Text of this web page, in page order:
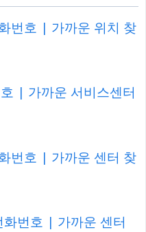
번호 | 가까운 위치 찾
| 가까운 서비스센터
번호 | 가까운 센터 찾
화번호 | 가까운 센터